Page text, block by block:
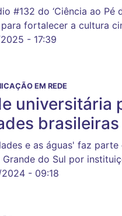
#132 do ‘Ciência ao
fortalecer a cultura
- 17:39
EM REDE
universitária
brasileiras
e as águas' faz
Grande do Sul por
- 09:18